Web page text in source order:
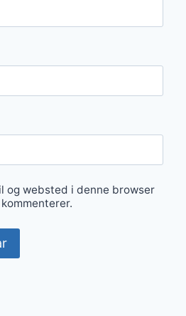
og websted i denne browser